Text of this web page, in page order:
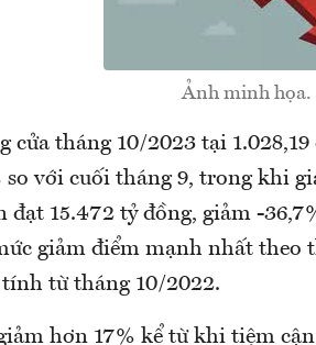
Ảnh minh họa.
cửa tháng 10/2023 tại
so với cuối tháng 9, trong khi
đạt 15.472 tỷ đồng, giảm -
giảm điểm mạnh nhất theo
từ tháng 10/2022.
hơn 17% kể từ khi tiệm